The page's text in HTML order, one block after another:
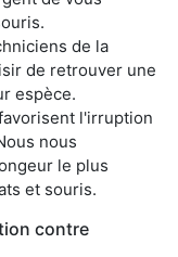
de la
de retrouver une
espèce.
l'irruption
nous
le plus
et souris.
contre